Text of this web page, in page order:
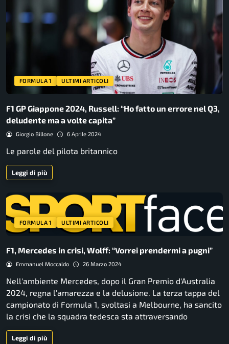
FORMULA 1 ULTIMI ARTICOLI
F1 GP Giappone 2024, Russell: “Ho fatto un errore nel Q3,
deludente ma a volte capita”
Giorgio Billone 6 Aprile 2024
Le parole del pilota britannico
Leggi di più
FORMULA 1 ULTIMI ARTICOLI
F1, Mercedes in crisi, Wolff: “Vorrei prendermi a pugni”
Emmanuel Moccaldo 26 Marzo 2024
Nell'ambiente Mercedes, dopo il Gran Premio d'Australia
2024, regna l'amarezza e la delusione. La terza tappa del
campionato di Formula 1, svoltasi a Melbourne, ha sancito
la crisi che la squadra tedesca sta attraversando
Leggi di più